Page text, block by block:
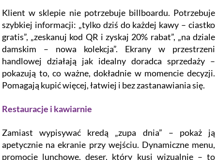
Klient w sklepie nie potrzebuje billboardu. Potrzebuje
szybkiej informacji: „tylko dziś do każdej kawy – ciastko
gratis”, „zeskanuj kod QR i zyskaj 20% rabat”, „na dziale
damskim – nowa kolekcja”. Ekrany w przestrzeni
handlowej działają jak idealny doradca sprzedaży –
pokazują to, co ważne, dokładnie w momencie decyzji.
Pomagają kupić więcej, łatwiej i bez zastanawiania się.
Restauracje i kawiarnie
Zamiast wypisywać kredą „zupa dnia” – pokaż ją
apetycznie na ekranie przy wejściu. Dynamiczne menu,
promocje lunchowe, deser, który kusi wizualnie – to